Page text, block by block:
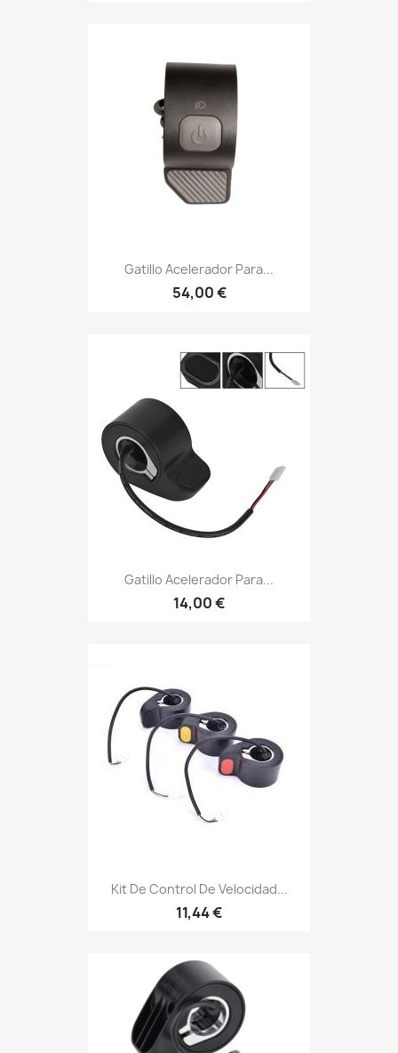
Gatillo Acelerador Para...
54,00 €
Gatillo Acelerador Para...
14,00 €
Kit De Control De Velocidad...
11,44 €